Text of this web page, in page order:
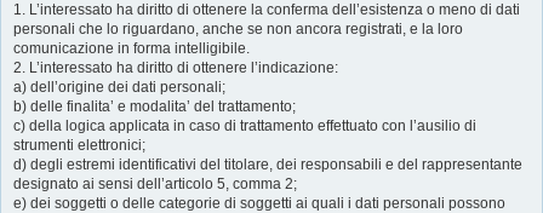
1. L’interessato ha diritto di ottenere la conferma dell’esistenza o meno di dati
personali che lo riguardano, anche se non ancora registrati, e la loro
comunicazione in forma intelligibile.
2. L’interessato ha diritto di ottenere l’indicazione:
a) dell’origine dei dati personali;
b) delle finalita’ e modalita’ del trattamento;
c) della logica applicata in caso di trattamento effettuato con l’ausilio di
strumenti elettronici;
d) degli estremi identificativi del titolare, dei responsabili e del rappresentante
designato ai sensi dell’articolo 5, comma 2;
e) dei soggetti o delle categorie di soggetti ai quali i dati personali possono